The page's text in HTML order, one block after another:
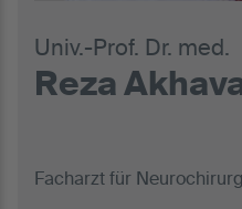
Univ.-Prof. Dr. med.
Reza
Facharzt für